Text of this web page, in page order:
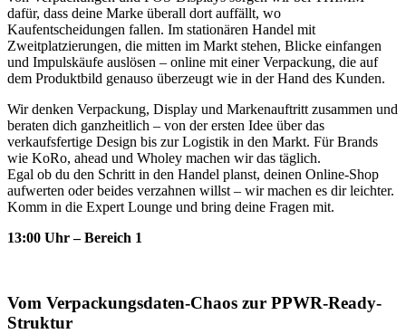
dafür, dass deine Marke überall dort auffällt, wo
Kaufentscheidungen fallen. Im stationären Handel mit
Zweitplatzierungen, die mitten im Markt stehen, Blicke einfangen
und Impulskäufe auslösen – online mit einer Verpackung, die auf
dem Produktbild genauso überzeugt wie in der Hand des Kunden.
Wir denken Verpackung, Display und Markenauftritt zusammen und
beraten dich ganzheitlich – von der ersten Idee über das
verkaufsfertige Design bis zur Logistik in den Markt. Für Brands
wie KoRo, ahead und Wholey machen wir das täglich.
Egal ob du den Schritt in den Handel planst, deinen Online-Shop
aufwerten oder beides verzahnen willst – wir machen es dir leichter.
Komm in die Expert Lounge und bring deine Fragen mit.
13:00 Uhr – Bereich 1
Vom Verpackungsdaten-Chaos zur PPWR-Ready-
Struktur